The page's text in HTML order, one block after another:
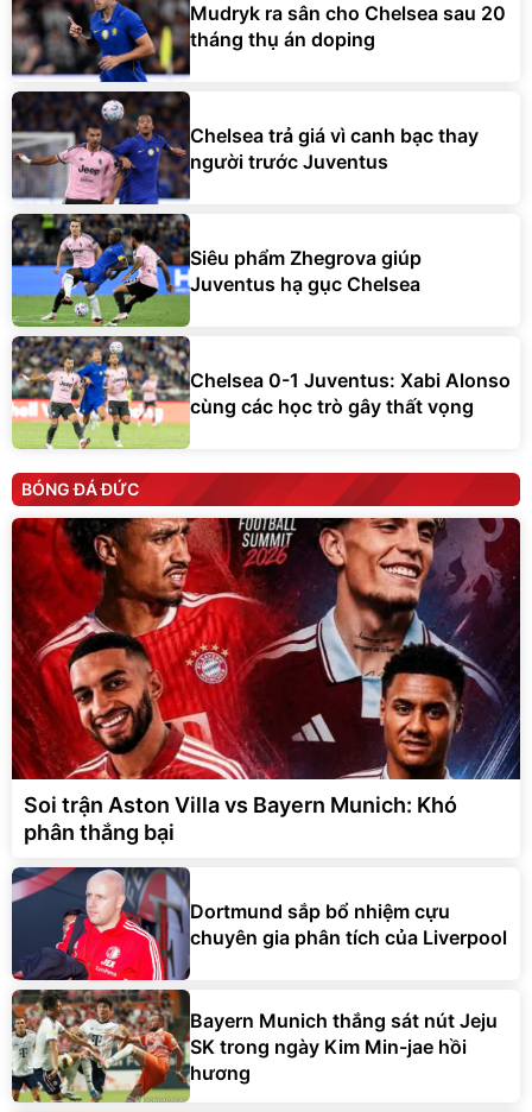
Mudryk ra sân cho Chelsea sau 20
tháng thụ án doping
Chelsea trả giá vì canh bạc thay
người trước Juventus
Siêu phẩm Zhegrova giúp
Juventus hạ gục Chelsea
Chelsea 0-1 Juventus: Xabi Alonso
cùng các học trò gây thất vọng
BÓNG ĐÁ ĐỨC
Soi trận Aston Villa vs Bayern Munich: Khó
phân thắng bại
Dortmund sắp bổ nhiệm cựu
chuyên gia phân tích của Liverpool
Bayern Munich thắng sát nút Jeju
SK trong ngày Kim Min-jae hồi
hương